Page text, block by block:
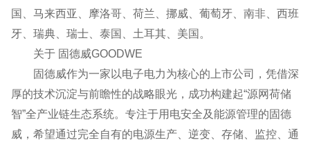
国、马来西亚、摩洛哥、荷兰、挪威、葡萄牙、南非、西班
牙、瑞典、瑞士、泰国、土耳其、美国。
关于 固德威GOODWE
固德威作为一家以电子电力为核心的上市公司，凭借深
厚的技术沉淀与前瞻性的战略眼光，成功构建起“源网荷储
智”全产业链生态系统。专注于用电安全及能源管理的固德
威，希望通过完全自有的电源生产、逆变、存储、监控、通